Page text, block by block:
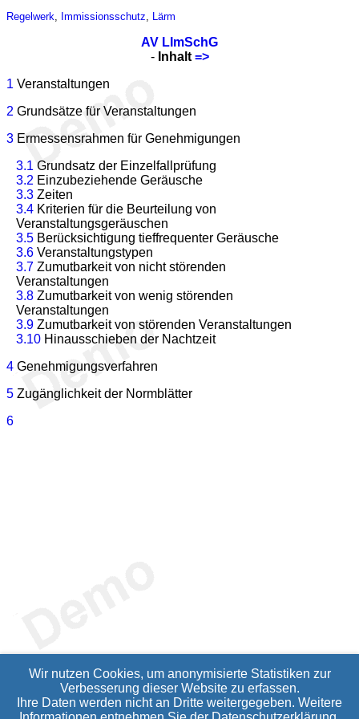
Regelwerk Immissionsschutz Lärm
AV LImSchG
- Inhalt =>
1 Veranstaltungen
2 Grundsätze für Veranstaltungen
3 Ermessensrahmen für Genehmigungen
3.1 Grundsatz der Einzelfallprüfung
3.2 Einzubeziehende Geräusche
3.3 Zeiten
3.4 Kriterien für die Beurteilung von
Veranstaltungsgeräuschen
3.5 Berücksichtigung tieffrequenter Geräusche
3.6 Veranstaltungstypen
3.7 Zumutbarkeit von nicht störenden
Veranstaltungen
3.8 Zumutbarkeit von wenig störenden
Veranstaltungen
3.9 Zumutbarkeit von störenden Veranstaltungen
3.10 Hinausschieben der Nachtzeit
4 Genehmigungsverfahren
5 Zugänglichkeit der Normblätter
6
Wir nutzen Cookies, um anonymisierte Statistiken zur
Verbesserung dieser Website zu erfassen.
Ihre Daten werden nicht an Dritte weitergegeben. Weitere